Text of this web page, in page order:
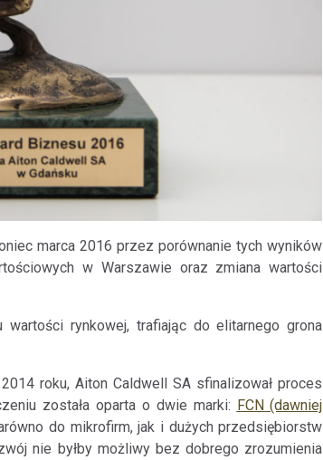
marca 2016 przez porównanie tych wyników
w Warszawie oraz zmiana wartości
rynkowej, trafiając do elitarnego grona
roku, Aiton Caldwell SA sfinalizował proces
została oparta o dwie marki: FCN (dawniej
do mikrofirm, jak i dużych przedsiębiorstw
nie byłby możliwy bez dobrego zrozumienia